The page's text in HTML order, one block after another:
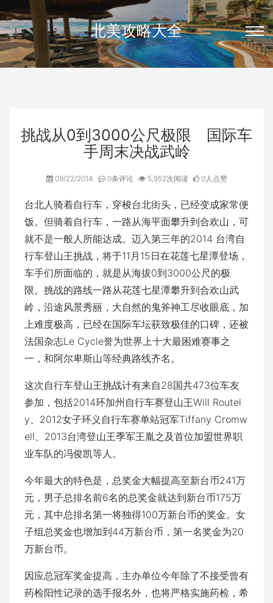
北美攻略大全
挑战从0到3000公尺极限 国际车
手周末决战武岭
09/22/2014 0条评论 5,952次阅读 0人点赞
台北人骑着自行车，穿梭台北街头，已经变成家常便
饭。但骑着自行车，一路从海平面攀升到合欢山，可
就不是一般人所能达成。迈入第三年的2014 台湾自
行车登山王挑战，将于11月15日在花莲七星潭登场，
车手们所面临的，就是从海拔0到3000公尺的极
限。挑战的路线一路从花莲七星潭攀升到合欢山武
岭，沿途风景秀丽，大自然的鬼斧神工尽收眼底，加
上难度极高，已经在国际车坛获致极佳的口碑，还被
法国杂志Le Cycle誉为世界上十大最困难赛事之
一，和阿尔卑斯山等经典路线齐名。
这次自行车登山王挑战计有来自28国共473位车友
参加，包括2014环加州自行车赛登山王Will Routel
y、2012女子环义自行车赛单站冠军Tiffany Cromw
ell、2013台湾登山王季军王胤之及首位加盟世界职
业车队的冯俊凯等人。
今年最大的特色是，总奖金大幅提高至新台币241万
元，男子总排名前6名的总奖金就达到新台币175万
元，其中总排名第一将独得100万新台币的奖金。女
子组总奖金也增加到44万新台币，第一名奖金为20
万新台币。
因应总冠军奖金提高，主办单位今年除了不接受曾有
药检阳性记录的选手报名外，也将严格实施药检，希